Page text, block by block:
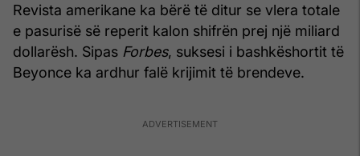
Revista amerikane ka bërë të ditur se vlera totale
e pasurisë së reperit kalon shifrën prej një miliard
dollarësh. Sipas Forbes, suksesi i bashkëshortit të
Beyonce ka ardhur falë krijimit të brendeve.